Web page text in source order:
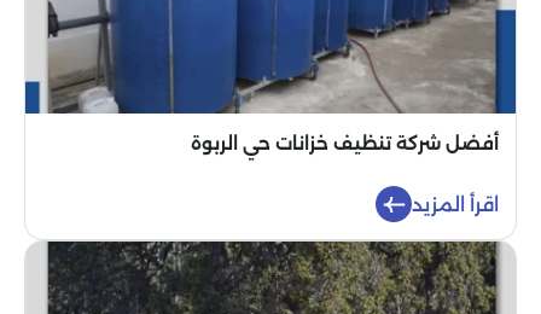
أفضل شركة تنظيف خزانات حي الربوة
اقرأ المزيد